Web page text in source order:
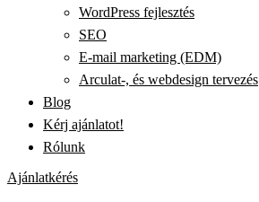
WordPress fejlesztés
SEO
E-mail marketing (EDM)
Arculat-, és webdesign tervezés
Blog
Kérj ajánlatot!
Rólunk
Ajánlatkérés